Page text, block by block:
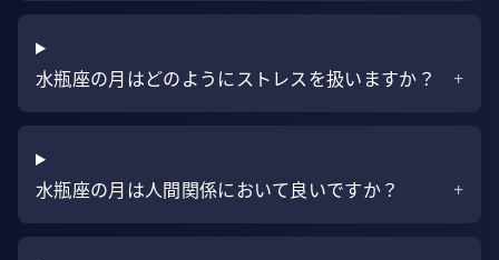
水瓶座の月はどのようにストレスを扱いますか？ +
水瓶座の月は人間関係において良いですか？ +